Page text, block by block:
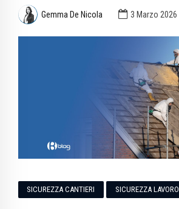
Gemma De Nicola 3 Marzo 2026
SICUREZZA CANTIERI SICUREZZA LAVORO